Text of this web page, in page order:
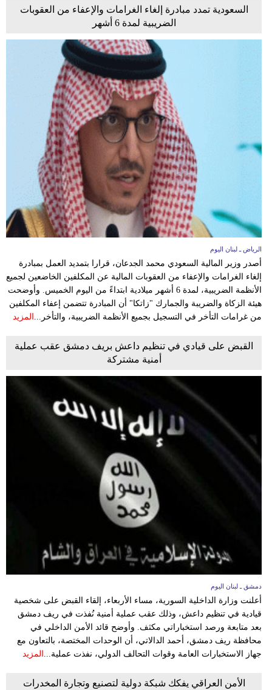
علوم
بيئة
مدوَّنات
أبراج
فيديو
سيارات
السعودية تمدد مبادرة إلغاء الغرامات والإعفاء من العقوبات
الضريبية لمدة 6 أشهر
الرياض ـ لبنان اليوم
أصدر وزير المالية السعودي محمد الجدعان، قرارا بتمديد العمل بمبادرة
إلغاء الغرامات والإعفاء من العقوبات المالية عن المكلفين الخاضعين لجميع
الأنظمة الضريبية، لمدة 6 أشهر ميلادية ابتداءً من اليوم الخميس. وأوضحت
هيئة الزكاة والضريبة والجمارك "زاتكا" أن المبادرة تتضمن إعفاء المكلفين
من غرامات التأخر في التسجيل بجميع الأنظمة الضريبية، والتأخر... المزيد
القبض على قيادي في تنظيم داعش بريف دمشق عقب عملية
أمنية مشتركة
دمشق ـ لبنان اليوم
أعلنت وزارة الداخلية السورية، مساء الأربعاء، إلقاء القبض على شخصية
قيادية في تنظيم داعش، وذلك عقب عملية أمنية نُفذت في ريف دمشق
بعد متابعة ورصد استخباراتي مكثف. وأوضح قائد الأمن الداخلي في
محافظة ريف دمشق، أحمد الدالاتي، أن الوحدات المختصة، بالتعاون مع
جهاز الاستخبارات العامة وقوات التحالف الدولي، نفذت عملية... المزيد
الأمن العراقي يفكك شبكة دولية لتصنيع وتجارة المخدرات